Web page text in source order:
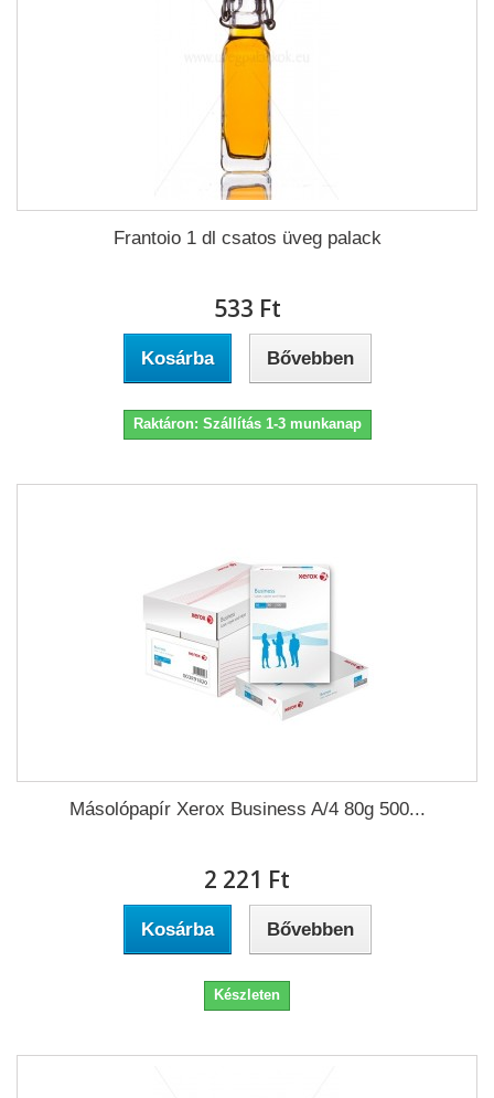
Frantoio 1 dl csatos üveg palack
533 Ft‎
Kosárba Bővebben
Raktáron: Szállítás 1-3 munkanap
Másolópapír Xerox Business A/4 80g 500...
2 221 Ft‎
Kosárba Bővebben
Készleten